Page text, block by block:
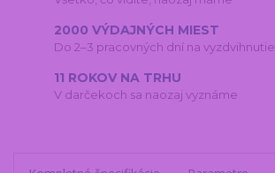
2000 VÝDAJNÝCH MIEST
Do 2–3 pracovných dní na vyzdvihnutie
11 ROKOV NA TRHU
V darčekoch sa naozaj vyznáme